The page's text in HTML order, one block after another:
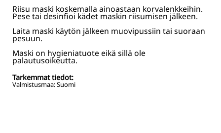
Riisu maski koskemalla ainoastaan korvalenkkeihin.
Pese tai desinfioi kädet maskin riisumisen jälkeen.
Laita maski käytön jälkeen muovipussiin tai suoraan
pesuun.
Maski on hygieniatuote eikä sillä ole
palautusoikeutta.
Tarkemmat tiedot:
Valmistusmaa: Suomi